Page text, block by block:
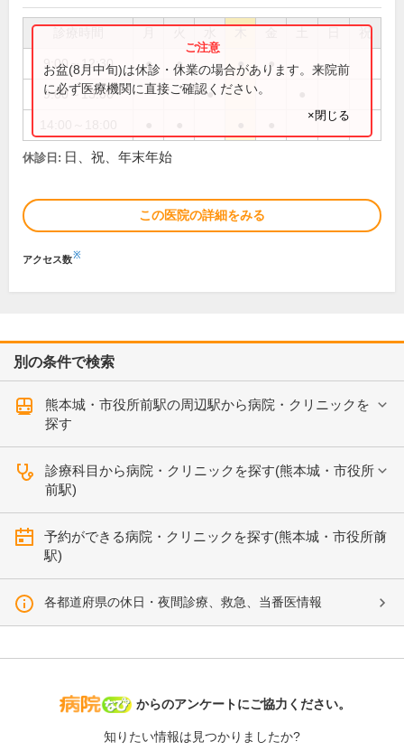
祝
9:00～12:30 ● ● ● ●
9:00～13:00 ●
お盆(8月中旬)は休診・休業の場合があります。来院前
に必ず医療機関に直接ご確認ください。
×閉じる
休診日: 日、祝、年末年始
この医院の詳細をみる
アクセス数※
別の条件で検索
熊本城・市役所前駅の周辺駅から病院・クリニックを
探す
診療科目から病院・クリニックを探す(熊本城・市役所
前駅)
予約ができる病院・クリニックを探す(熊本城・市役所前
駅)
各都道府県の休日・夜間診療、救急、当番医情報
病院なび
からのアンケートにご協力ください。
知りたい情報は見つかりましたか?